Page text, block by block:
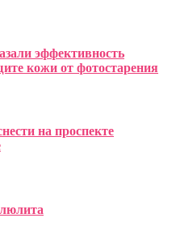
эффективность
кожи от фотостарения
на проспекте